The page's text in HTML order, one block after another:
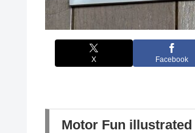
X Facebook
Motor Fun illustrated